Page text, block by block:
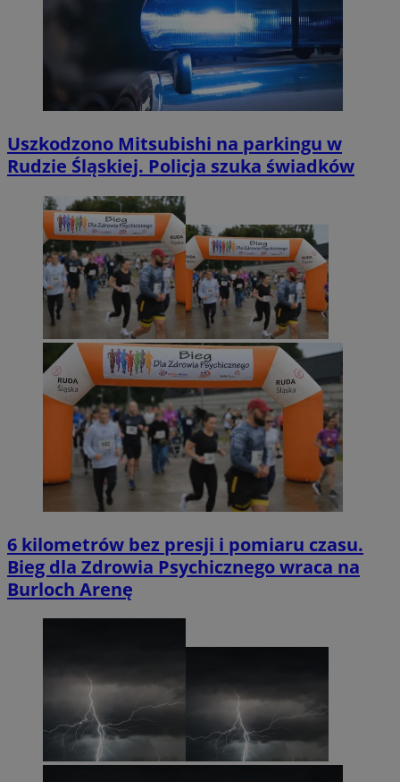
Uszkodzono Mitsubishi na parkingu w
Rudzie Śląskiej. Policja szuka świadków
6 kilometrów bez presji i pomiaru czasu.
Bieg dla Zdrowia Psychicznego wraca na
Burloch Arenę